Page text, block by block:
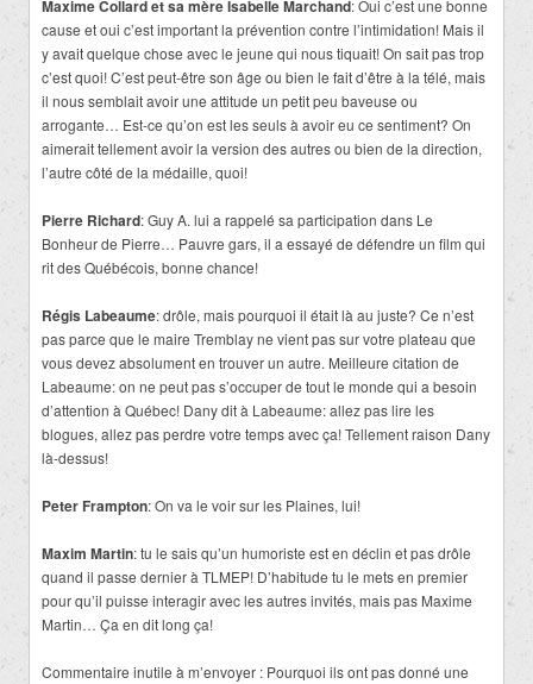
Maxime Collard et sa mère Isabelle Marchand: Oui c’est une bonne
cause et oui c’est important la prévention contre l’intimidation! Mais il
y avait quelque chose avec le jeune qui nous tiquait! On sait pas trop
c’est quoi! C’est peut-être son âge ou bien le fait d’être à la télé, mais
il nous semblait avoir une attitude un petit peu baveuse ou
arrogante… Est-ce qu’on est les seuls à avoir eu ce sentiment? On
aimerait tellement avoir la version des autres ou bien de la direction,
l’autre côté de la médaille, quoi!
Pierre Richard: Guy A. lui a rappelé sa participation dans Le
Bonheur de Pierre… Pauvre gars, il a essayé de défendre un film qui
rit des Québécois, bonne chance!
Régis Labeaume: drôle, mais pourquoi il était là au juste? Ce n’est
pas parce que le maire Tremblay ne vient pas sur votre plateau que
vous devez absolument en trouver un autre. Meilleure citation de
Labeaume: on ne peut pas s’occuper de tout le monde qui a besoin
d’attention à Québec! Dany dit à Labeaume: allez pas lire les
blogues, allez pas perdre votre temps avec ça! Tellement raison Dany
là-dessus!
Peter Frampton: On va le voir sur les Plaines, lui!
Maxim Martin: tu le sais qu’un humoriste est en déclin et pas drôle
quand il passe dernier à TLMEP! D’habitude tu le mets en premier
pour qu’il puisse interagir avec les autres invités, mais pas Maxime
Martin… Ça en dit long ça!
Commentaire inutile à m’envoyer : Pourquoi ils ont pas donné une